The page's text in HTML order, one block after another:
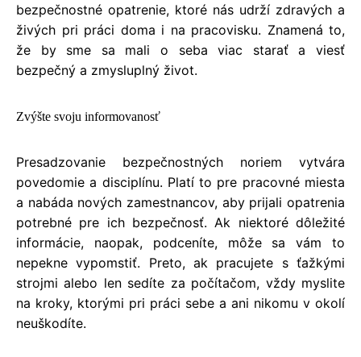
bezpečnostné opatrenie, ktoré nás udrží zdravých a
živých pri práci doma i na pracovisku. Znamená to,
že by sme sa mali o seba viac starať a viesť
bezpečný a zmysluplný život.
Zvýšte svoju informovanosť
Presadzovanie bezpečnostných noriem vytvára
povedomie a disciplínu. Platí to pre pracovné miesta
a nabáda nových zamestnancov, aby prijali opatrenia
potrebné pre ich bezpečnosť. Ak niektoré dôležité
informácie, naopak, podceníte, môže sa vám to
nepekne vypomstiť. Preto, ak pracujete s ťažkými
strojmi alebo len sedíte za počítačom, vždy myslite
na kroky, ktorými pri práci sebe a ani nikomu v okolí
neuškodíte.